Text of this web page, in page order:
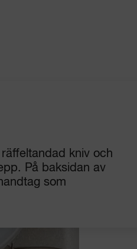
kniv och
På baksidan av
som